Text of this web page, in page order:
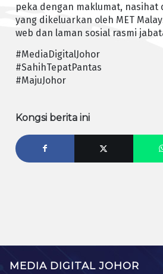
peka dengan maklumat, nasihat
yang dikeluarkan oleh MET
web dan laman sosial rasmi
#MediaDigitalJohor
#SahihTepatPantas
#MajuJohor
Kongsi berita ini
MEDIA DIGITAL JOHOR